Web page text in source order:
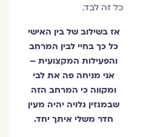
כל זה לבד.
אז בשילוב של בין האישי
כל כך בחיי לבין המרחב
והפעילות המקצועית –
אני מניחה פה את לבי
ומקווה כי המרחב הזה
שבמגזין גלויה יהיה מעין
חדר משלי איתך יחד.